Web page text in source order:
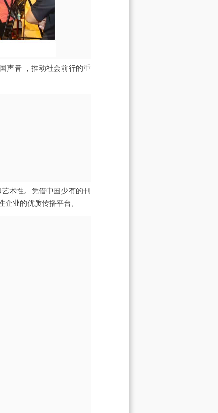
声音 ，推动社会前行的重
术性。凭借中国少有的刊
业的优质传播平台。